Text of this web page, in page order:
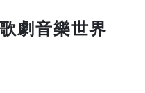
劇音樂世界